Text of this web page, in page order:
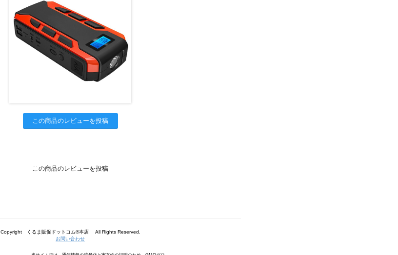
この商品のレビューを投稿
この商品のレビューを投稿
Copyright くるま販促ドットコム®本店 All Rights Reserved.
お問い合わせ